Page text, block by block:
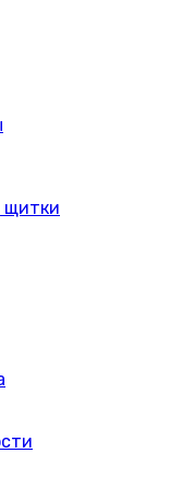
щитки